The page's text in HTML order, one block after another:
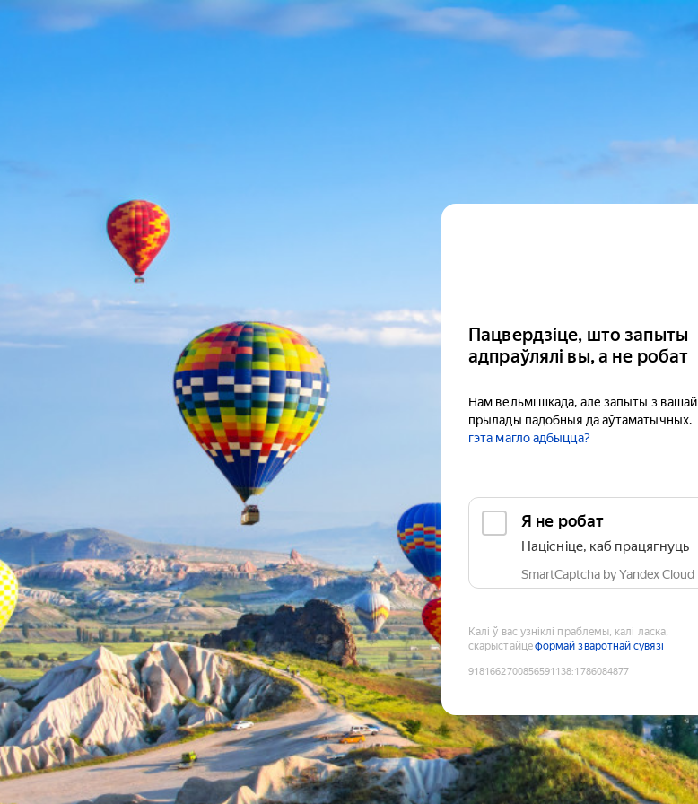
Пацвердзіце, што запыты
адпраўлялі вы, а не робат
Нам вельмі шкада, але запыты з вашай
прылады падобныя да аўтаматычных.
гэта магло адбыцца?
Я не робат
Націсніце, каб працягнуць
SmartCaptcha by Yandex Cloud
Калі ў вас узніклі праблемы, калі ласка,
скарыстайцеформай зваротнай сувязі
9181662700856591138:1786084877